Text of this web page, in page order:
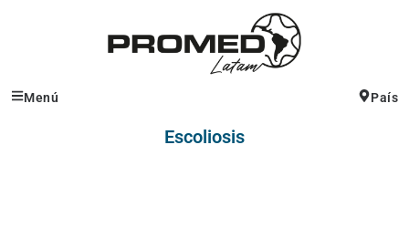
Menú País
Escoliosis